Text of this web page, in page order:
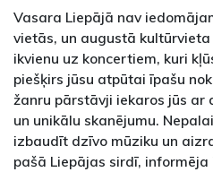
Vasara Liepājā nav
vietās, un augustā
ikvienu uz koncertiem, kuri
piešķirs jūsu atpūtai īpašu
žanru pārstāvji iekaros jūs ar
un unikālu skanējumu.
izbaudīt dzīvo mūziku un
pašā Liepājas sirdī,